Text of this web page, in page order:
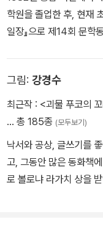
학원을 졸업한 후, 현재
일장』으로 제14회 문학
작으로 선정되면서 큰 주
시즌1(전 5권)에 이어 시
간되었다. 그동안 「암행
그림: 강경수
최근작 : <괴물 푸코의
… 총 185종 (모두보기)
낙서와 공상, 글쓰기를
고, 그동안 많은 동화책에 그림을 그
로 볼로냐 라가치 상을 받